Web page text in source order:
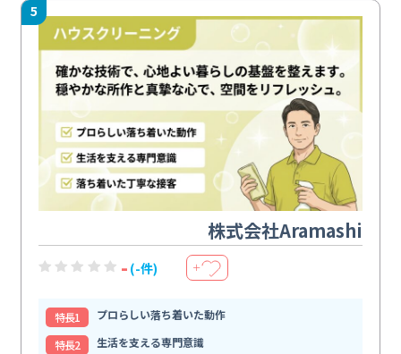
5
株式会社Aramashi
- (-件) ＋
特⻑1
プロらしい落ち着いた動作
特⻑2
生活を支える専門意識